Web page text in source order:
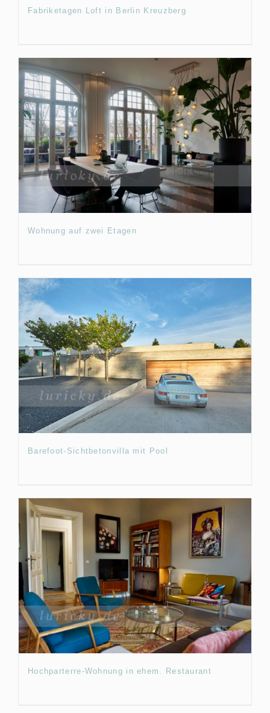
Fabriketagen Loft in Berlin Kreuzberg
Wohnung auf zwei Etagen
Barefoot-Sichtbetonvilla mit Pool
Hochparterre-Wohnung in ehem. Restaurant